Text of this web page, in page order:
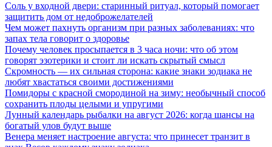
Соль у входной двери: старинный ритуал, который помогает
защитить дом от недоброжелателей
Чем может пахнуть организм при разных заболеваниях: что
запах тела говорит о здоровье
Почему человек просыпается в 3 часа ночи: что об этом
говорят эзотерики и стоит ли искать скрытый смысл
Скромность — их сильная сторона: какие знаки зодиака не
любят хвастаться своими достижениями
Помидоры с красной смородиной на зиму: необычный способ
сохранить плоды целыми и упругими
Лунный календарь рыбалки на август 2026: когда шансы на
богатый улов будут выше
Венера меняет настроение августа: что принесет транзит в